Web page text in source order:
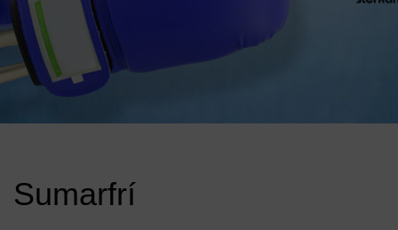
Sumarfrí